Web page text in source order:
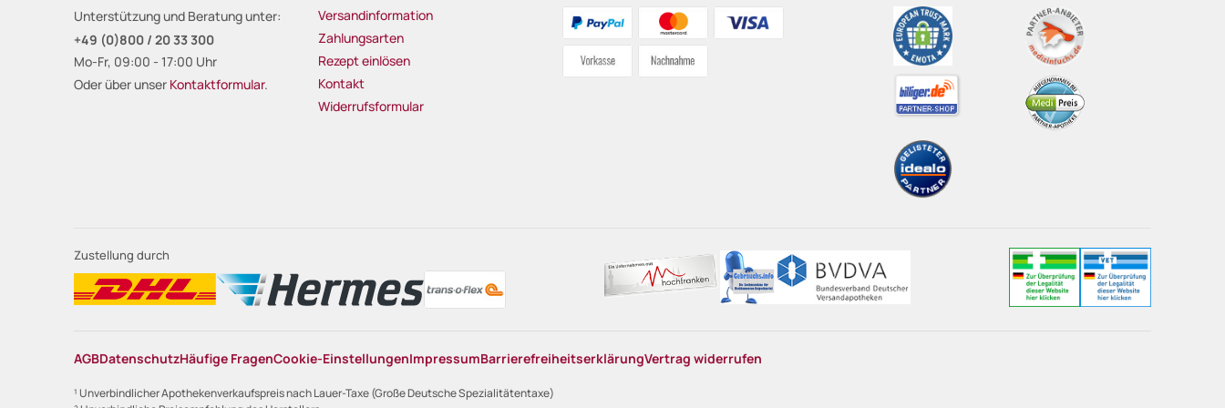
Unterstützung und Beratung unter:
+49 (0)800 / 20 33 300
Mo-Fr, 09:00 - 17:00 Uhr
Oder über unser Kontaktformular.
Versandinformation
Zahlungsarten
Rezept einlösen
Kontakt
Widerrufsformular
Zustellung durch
AGBDatenschutzHäufige FragenCookie-EinstellungenImpressumBarrierefreiheitserklärungVertrag widerrufen
¹ Unverbindlicher Apothekenverkaufspreis nach Lauer-Taxe (Große Deutsche Spezialitätentaxe)